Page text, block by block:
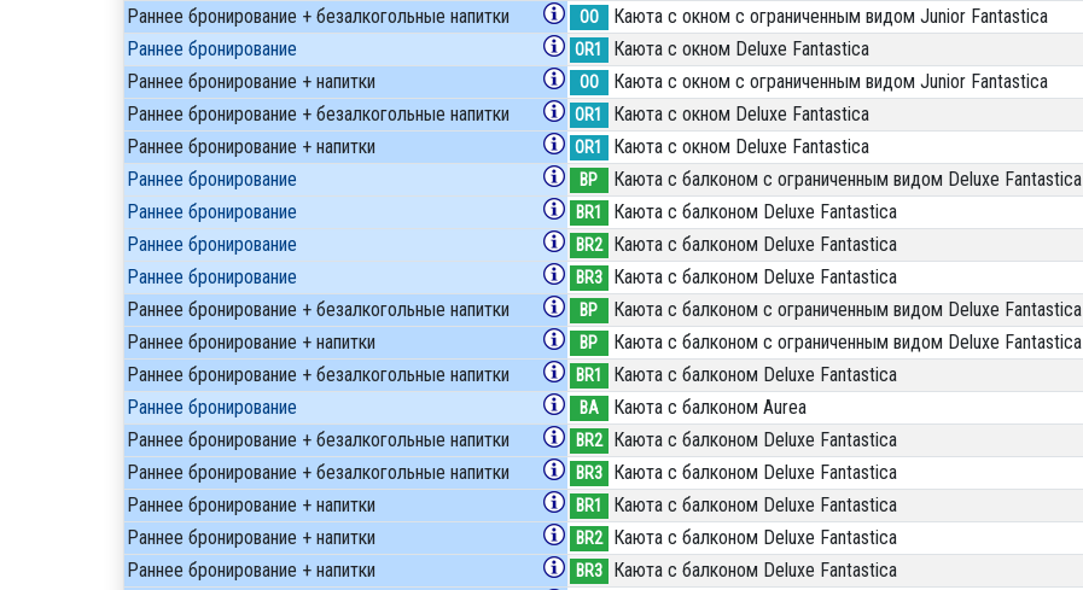
Раннее бронирование + безалкогольные напитки OO Каюта с окном с ограниченным видом Junior Fantastica
Раннее бронирование OR1 Каюта с окном Deluxe Fantastica
Раннее бронирование + напитки OO Каюта с окном с ограниченным видом Junior Fantastica
Раннее бронирование + безалкогольные напитки OR1 Каюта с окном Deluxe Fantastica
Раннее бронирование + напитки OR1 Каюта с окном Deluxe Fantastica
Раннее бронирование BP Каюта с балконом c ограниченным видом Deluxe Fantastica
Раннее бронирование BR1 Каюта с балконом Deluxe Fantastica
Раннее бронирование BR2 Каюта с балконом Deluxe Fantastica
Раннее бронирование BR3 Каюта с балконом Deluxe Fantastica
Раннее бронирование + безалкогольные напитки BP Каюта с балконом c ограниченным видом Deluxe Fantastica
Раннее бронирование + напитки BP Каюта с балконом c ограниченным видом Deluxe Fantastica
Раннее бронирование + безалкогольные напитки BR1 Каюта с балконом Deluxe Fantastica
Раннее бронирование BA Каюта с балконом Aurea
Раннее бронирование + безалкогольные напитки BR2 Каюта с балконом Deluxe Fantastica
Раннее бронирование + безалкогольные напитки BR3 Каюта с балконом Deluxe Fantastica
Раннее бронирование + напитки BR1 Каюта с балконом Deluxe Fantastica
Раннее бронирование + напитки BR2 Каюта с балконом Deluxe Fantastica
Раннее бронирование + напитки BR3 Каюта с балконом Deluxe Fantastica